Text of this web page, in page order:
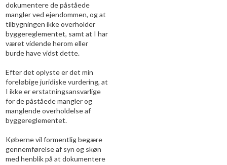
dokumentere de påståede
mangler ved ejendommen, og at
tilbygningen ikke overholder
byggereglementet, samt at I har
været vidende herom eller
burde have vidst dette.
Efter det oplyste er det min
foreløbige juridiske vurdering, at
I ikke er erstatningsansvarlige
for de påståede mangler og
manglende overholdelse af
byggereglementet.
Køberne vil formentlig begære
gennemførelse af syn og skøn
med henblik på at dokumentere